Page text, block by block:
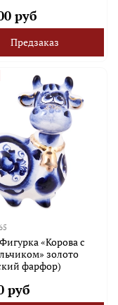
руб
Предзаказ
«Корова с
золото
фарфор)
руб